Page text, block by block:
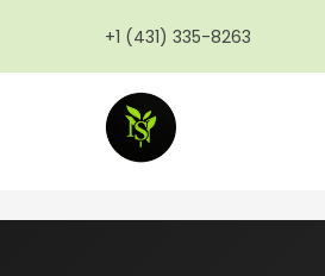
contenu
+1 (431) 335-8263